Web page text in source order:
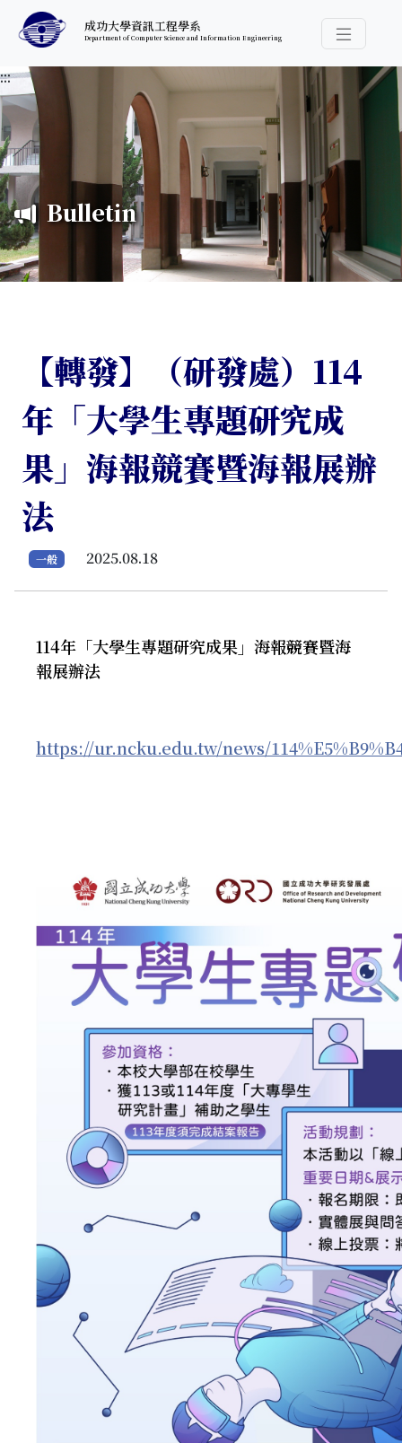
跳至中央內容區塊
成功大學資訊工程學系
Department of Computer Science and Information Engineering
導覽選
:::
Bulletin
【轉發】（研發處）114
年「大學生專題研究成
果」海報競賽暨海報展辦
法
一般 2025.08.18
114年「大學生專題研究成果」海報競賽暨海
報展辦法
https://ur.ncku.edu.tw/news/